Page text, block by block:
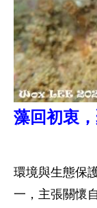
藻回初衷
環境與生態保
一，主張關懷